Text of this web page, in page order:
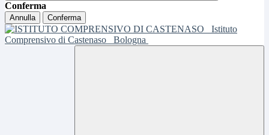
Conferma
Annulla Conferma
Istituto
Comprensivo di Castenaso
Bologna